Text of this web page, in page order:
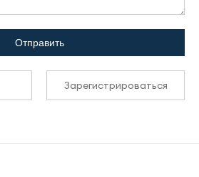
Отправить
Зарегистрироваться